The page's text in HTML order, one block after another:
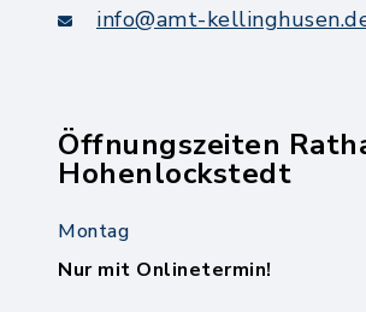
info@amt-
Öffnungszeiten
Hohenlockstedt
Montag
Nur mit Onlinetermin!